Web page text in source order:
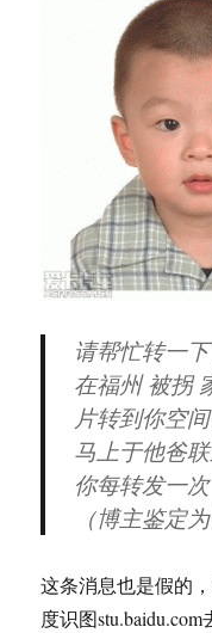
请帮忙转一
在福州 被拐
片转到你空
马上于他爸
你每转发一
（博主鉴定
这条消息也是假的
度识图